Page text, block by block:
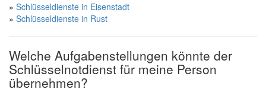
» Schlüsseldienste in Eisenstadt
» Schlüsseldienste in Rust
Welche Aufgabenstellungen könnte der
Schlüsselnotdienst für meine Person
übernehmen?